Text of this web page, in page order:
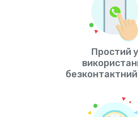
Простий у
безконтактний